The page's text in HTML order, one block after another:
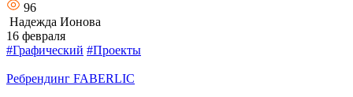
96
Надежда Ионова
16 февраля
#Графический #Проекты
Ребрендинг FABERLIC